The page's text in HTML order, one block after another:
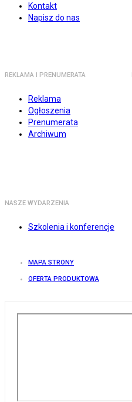
Kontakt
Napisz do nas
REKLAMA I PRENUMERATA
Reklama
Ogłoszenia
Prenumerata
Archiwum
NASZE WYDARZENIA
Szkolenia i konferencje
MAPA STRONY
OFERTA PRODUKTOWA